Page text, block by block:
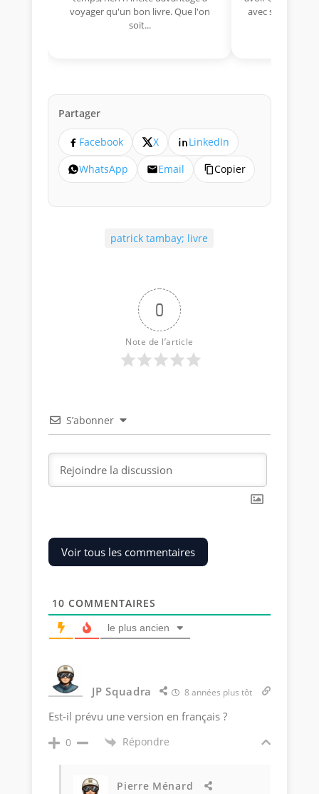
voyager qu'un bon livre. Que l'on
soit...
avec sa Lancia
Partager
Facebook X
LinkedIn
WhatsApp
Email Copier
patrick tambay; livre
0
Note de l’article
S’abonner
Voir tous les commentaires
10 COMMENTAIRES
le plus ancien
JP Squadra 8 années plus tôt
Est-il prévu une version en français ?
0 Répondre
Pierre Ménard